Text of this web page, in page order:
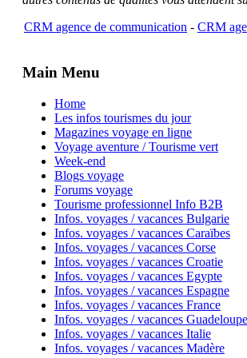
CRM agence de communication - CRM
Main Menu
Home
Les infos tourismes du jour
Magazines voyage en ligne
Voyage aventure / Tourisme vert
Week-end
Blogs voyage
Forums voyage
Tourisme professionnel Info B2B
Infos. voyages / vacances Bulgarie
Infos. voyages / vacances Caraïbes
Infos. voyages / vacances Corse
Infos. voyages / vacances Croatie
Infos. voyages / vacances Egypte
Infos. voyages / vacances Espagne
Infos. voyages / vacances France
Infos. voyages / vacances Guadeloupe
Infos. voyages / vacances Italie
Infos. voyages / vacances Madère